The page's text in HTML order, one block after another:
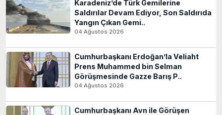
Karadeniz’de Türk Gemilerine
Saldırılar Devam Ediyor, Son Saldırıda
Yangın Çıkan Gemi..
04 Ağustos 2026
Cumhurbaşkanı Erdoğan’la Veliaht
Prens Muhammed bin Selman
Görüşmesinde Gazze Barış P..
04 Ağustos 2026
Cumhurbaşkanı Avn ile Görüşen